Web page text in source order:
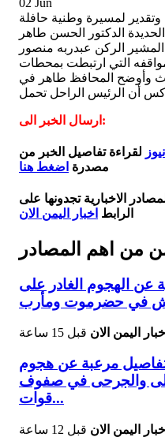
لمسيرة وطنية حافلة
الدكتور الحسن طاهر
المشير الركن عبدربه منصور
التي ارتبطت بمحطات
وأوضح المحافظ طاهر في
أن الرئيس الراحل تحمل
ارسال الخبر الى:
لقراءة تفاصيل الخبر من
مصدرة اضغط هنا
الاخبارية تجدونها على
الرابط اخبار اليمن الان
من اهم المصادر
عن الهجوم الغادر على
في حضرموت ومأرب
اخبار اليمن الان قبل 15 ساعة
مرعبة عن هجوم
والجرحى في صفوف
قوات...
اخبار اليمن الان قبل 12 ساعة